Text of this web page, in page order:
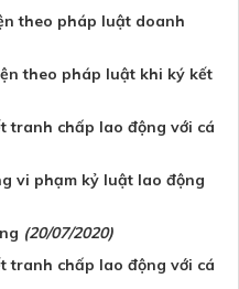
theo pháp luật doanh
theo pháp luật khi ký kết
tranh chấp lao động với cá
vi phạm kỷ luật lao động
(20/07/2020)
tranh chấp lao động với cá